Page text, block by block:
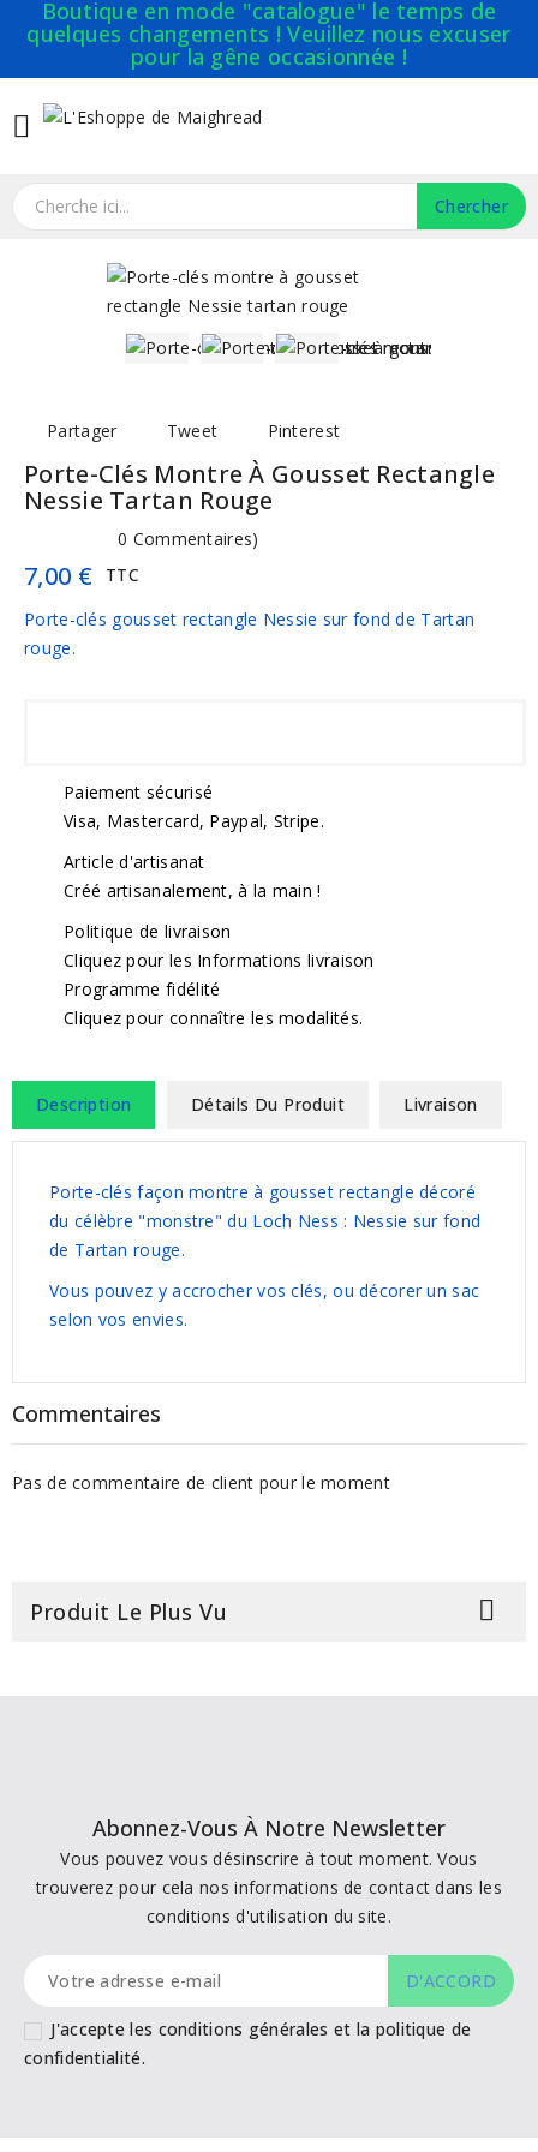
Boutique en mode "catalogue" le temps de
quelques changements ! Veuillez nous excuser
pour la gêne occasionnée !

Chercher
Partager Tweet Pinterest
Porte-Clés Montre À Gousset Rectangle
Nessie Tartan Rouge
0 Commentaires)
7,00 €
TTC
Porte-clés gousset rectangle Nessie sur fond de Tartan
rouge.
Paiement sécurisé
Visa, Mastercard, Paypal, Stripe.
Article d'artisanat
Créé artisanalement, à la main !
Politique de livraison
Cliquez pour les Informations livraison
Programme fidélité
Cliquez pour connaître les modalités.
Description Détails Du Produit Livraison
Porte-clés façon montre à gousset rectangle décoré
du célèbre "monstre" du Loch Ness : Nessie sur fond
de Tartan rouge.
Vous pouvez y accrocher vos clés, ou décorer un sac
selon vos envies.
Commentaires
Pas de commentaire de client pour le moment
Produit Le Plus Vu 
Abonnez-Vous À Notre Newsletter
Vous pouvez vous désinscrire à tout moment. Vous
trouverez pour cela nos informations de contact dans les
conditions d'utilisation du site.
J'accepte les conditions générales et la politique de
confidentialité.